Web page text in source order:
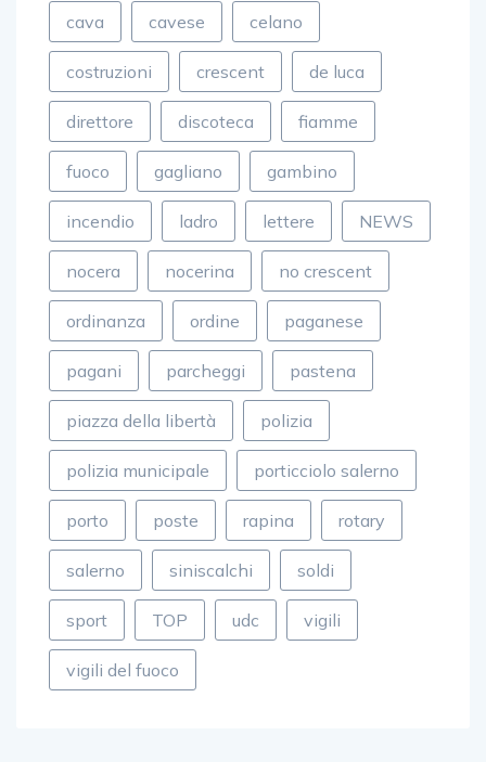
cava cavese celano
costruzioni crescent de luca
direttore discoteca fiamme
fuoco gagliano gambino
incendio ladro lettere NEWS
nocera nocerina no crescent
ordinanza ordine paganese
pagani parcheggi pastena
piazza della libertà polizia
polizia municipale porticciolo salerno
porto poste rapina rotary
salerno siniscalchi soldi
sport TOP udc vigili
vigili del fuoco